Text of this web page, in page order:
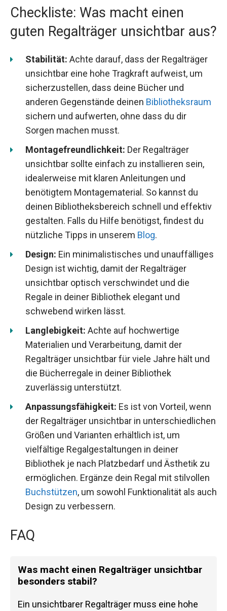
Checkliste: Was macht einen
guten Regalträger unsichtbar aus?
Stabilität: Achte darauf, dass der Regalträger
unsichtbar eine hohe Tragkraft aufweist, um
sicherzustellen, dass deine Bücher und
anderen Gegenstände deinen Bibliotheksraum
sichern und aufwerten, ohne dass du dir
Sorgen machen musst.
Montagefreundlichkeit: Der Regalträger
unsichtbar sollte einfach zu installieren sein,
idealerweise mit klaren Anleitungen und
benötigtem Montagematerial. So kannst du
deinen Bibliotheksbereich schnell und effektiv
gestalten. Falls du Hilfe benötigst, findest du
nützliche Tipps in unserem Blog.
Design: Ein minimalistisches und unauffälliges
Design ist wichtig, damit der Regalträger
unsichtbar optisch verschwindet und die
Regale in deiner Bibliothek elegant und
schwebend wirken lässt.
Langlebigkeit: Achte auf hochwertige
Materialien und Verarbeitung, damit der
Regalträger unsichtbar für viele Jahre hält und
die Bücherregale in deiner Bibliothek
zuverlässig unterstützt.
Anpassungsfähigkeit: Es ist von Vorteil, wenn
der Regalträger unsichtbar in unterschiedlichen
Größen und Varianten erhältlich ist, um
vielfältige Regalgestaltungen in deiner
Bibliothek je nach Platzbedarf und Ästhetik zu
ermöglichen. Ergänze dein Regal mit stilvollen
Buchstützen, um sowohl Funktionalität als auch
Design zu verbessern.
FAQ
Was macht einen Regalträger unsichtbar
besonders stabil?
Ein unsichtbarer Regalträger muss eine hohe